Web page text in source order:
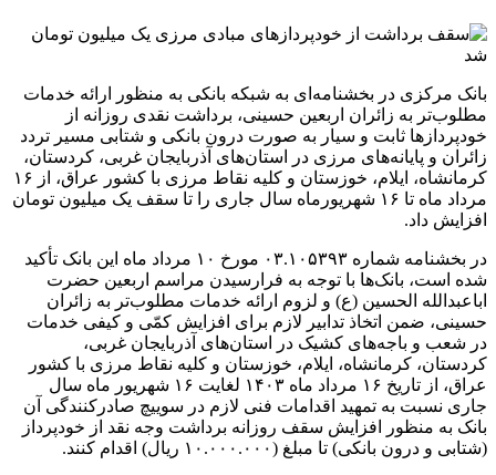
بانک مرکزی در بخشنامه‌ای به شبکه بانکی به منظور ارائه خدمات
مطلوب‌تر به زائران اربعین حسینی، برداشت نقدی روزانه از
خودپرداز‌ها ثابت و سیار به صورت درون بانکی و شتابی مسیر تردد
زائران و پایانه‌های مرزی در استان‌های آذربایجان غربی، کردستان،
کرمانشاه، ایلام، خوزستان و کلیه نقاط مرزی با کشور عراق، از ۱۶
مرداد ماه تا ۱۶ شهریورماه سال جاری را تا سقف یک میلیون تومان
افزایش داد.
در بخشنامه شماره ۰۳.۱۰۵۳۹۳ مورخ ۱۰ مرداد ماه این بانک تأکید
شده است، بانک‌ها با توجه به فرارسیدن مراسم اربعین حضرت
اباعبدالله الحسین (ع) و لزوم ارائه خدمات مطلوب‌تر به زائران
حسینی، ضمن اتخاذ تدابیر لازم برای افزایش کمّی و کیفی خدمات
در شعب و باجه‌های کشیک در استان‌های آذربایجان غربی،
کردستان، کرمانشاه، ایلام، خوزستان و کلیه نقاط مرزی با کشور
عراق، از تاریخ ۱۶‌ مرداد ماه ۱۴۰۳ لغایت ۱۶ شهریور ماه سال
جاری نسبت به تمهید اقدامات فنی لازم در سوییچ صادرکنندگی آن
بانک به منظور افزایش سقف روزانه برداشت وجه نقد از خودپرداز
(شتابی و درون بانکی) تا مبلغ (۱۰.۰۰۰.۰۰۰ ریال) اقدام کنند.